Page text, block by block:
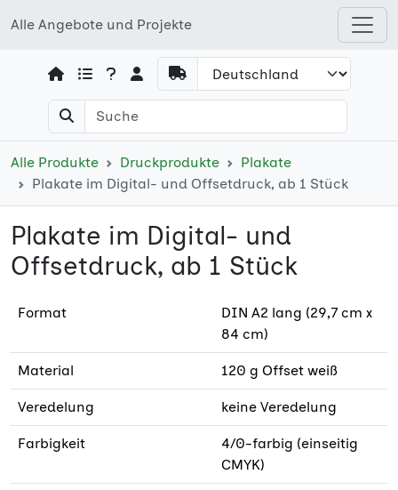
Alle Angebote und Projekte
Open shops menu
Alle Produkte Druckprodukte
Plakate
Plakate im Digital- und Offsetdruck, ab 1 Stück
Plakate im Digital- und
Offsetdruck, ab 1 Stück
Format
DIN A2 lang (29,7 cm x
84 cm)
Material 120 g Offset weiß
Veredelung keine Veredelung
Farbigkeit
4/0-farbig (einseitig
CMYK)